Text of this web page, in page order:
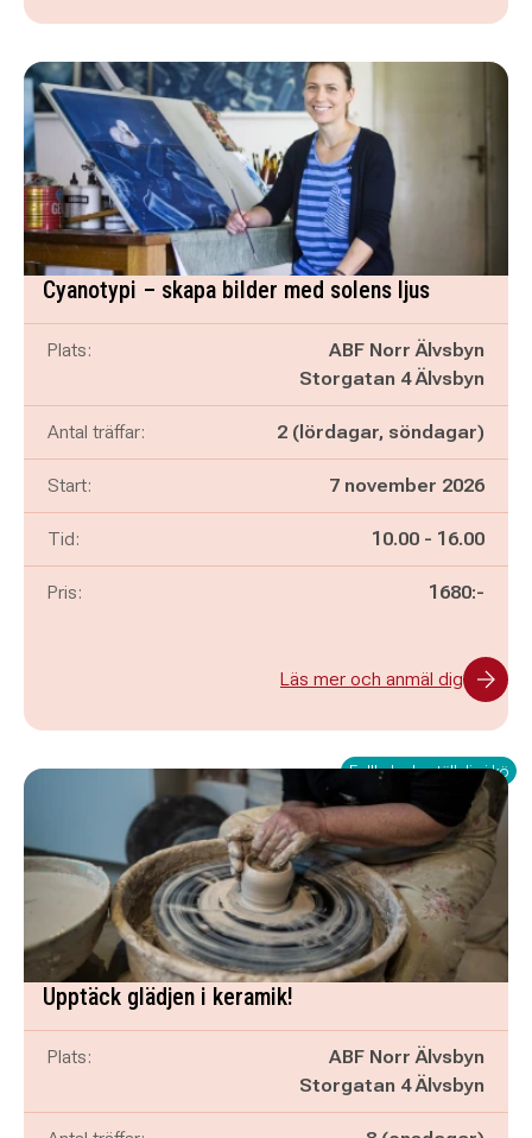
Cyanotypi – skapa bilder med solens ljus
Plats:
ABF Norr Älvsbyn
Storgatan 4 Älvsbyn
Antal träffar: 2 (lördagar, söndagar)
Start: 7 november 2026
Tid: Pågår mellan
10.00 - och
16.00
Pris: 1680:-
Läs mer och anmäl dig
Fullbokad - ställ dig i kö
Upptäck glädjen i keramik!
Plats:
ABF Norr Älvsbyn
Storgatan 4 Älvsbyn